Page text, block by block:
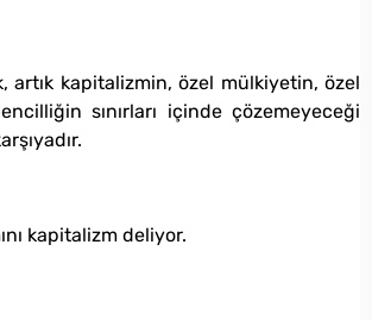
artık kapitalizmin, özel mülkiyetin, özel
sınırları içinde çözemeyeceği
kapitalizm deliyor.